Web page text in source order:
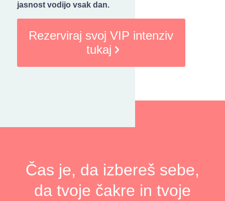
jasnost vodijo vsak dan.
Rezerviraj svoj VIP intenziv
tukaj
Čas je, da izbereš sebe,
da tvoje čakre in tvoje